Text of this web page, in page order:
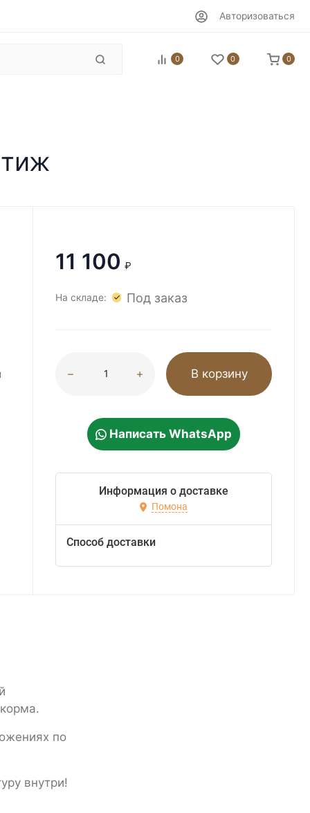
Авторизоваться
0 0 0
11 100 ₽
На складе: Под заказ
В корзину
Написать WhatsApp
Информация о доставке
Помона
Способ доставки
по
внутри!